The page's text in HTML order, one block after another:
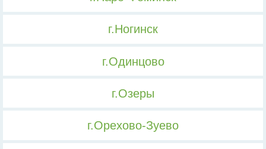
г.Ногинск
г.Одинцово
г.Озеры
г.Орехово-Зуево